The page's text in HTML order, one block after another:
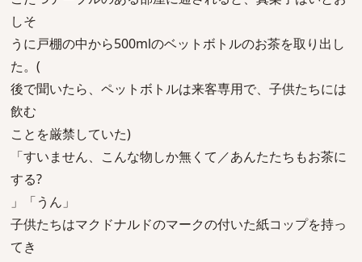
しそ
うに戸棚の中から500mlのベットボトルのお茶を取り出し
た。(
後で聞いたら、ペットボトルは来客専用で、子供たちには
飲む
ことを厳禁していた)
「すいません、こんな物しか無くて／あんたたちもお茶に
する?
」「うん」
子供たちはマクドナルドのマークの付いた紙コップを持っ
てき